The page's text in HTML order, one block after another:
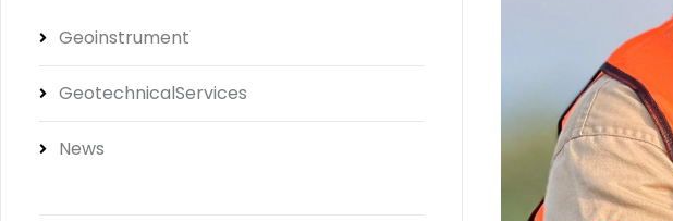
Geoinstrument
GeotechnicalServices
News